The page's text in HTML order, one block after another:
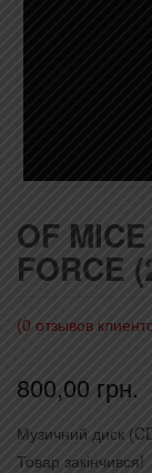
OF
FORCE
(0 отзывов
800,00 грн.
Музичний диск
Товар закінчився!